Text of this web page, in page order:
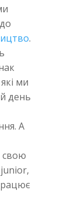
.
ми
день
А
свою